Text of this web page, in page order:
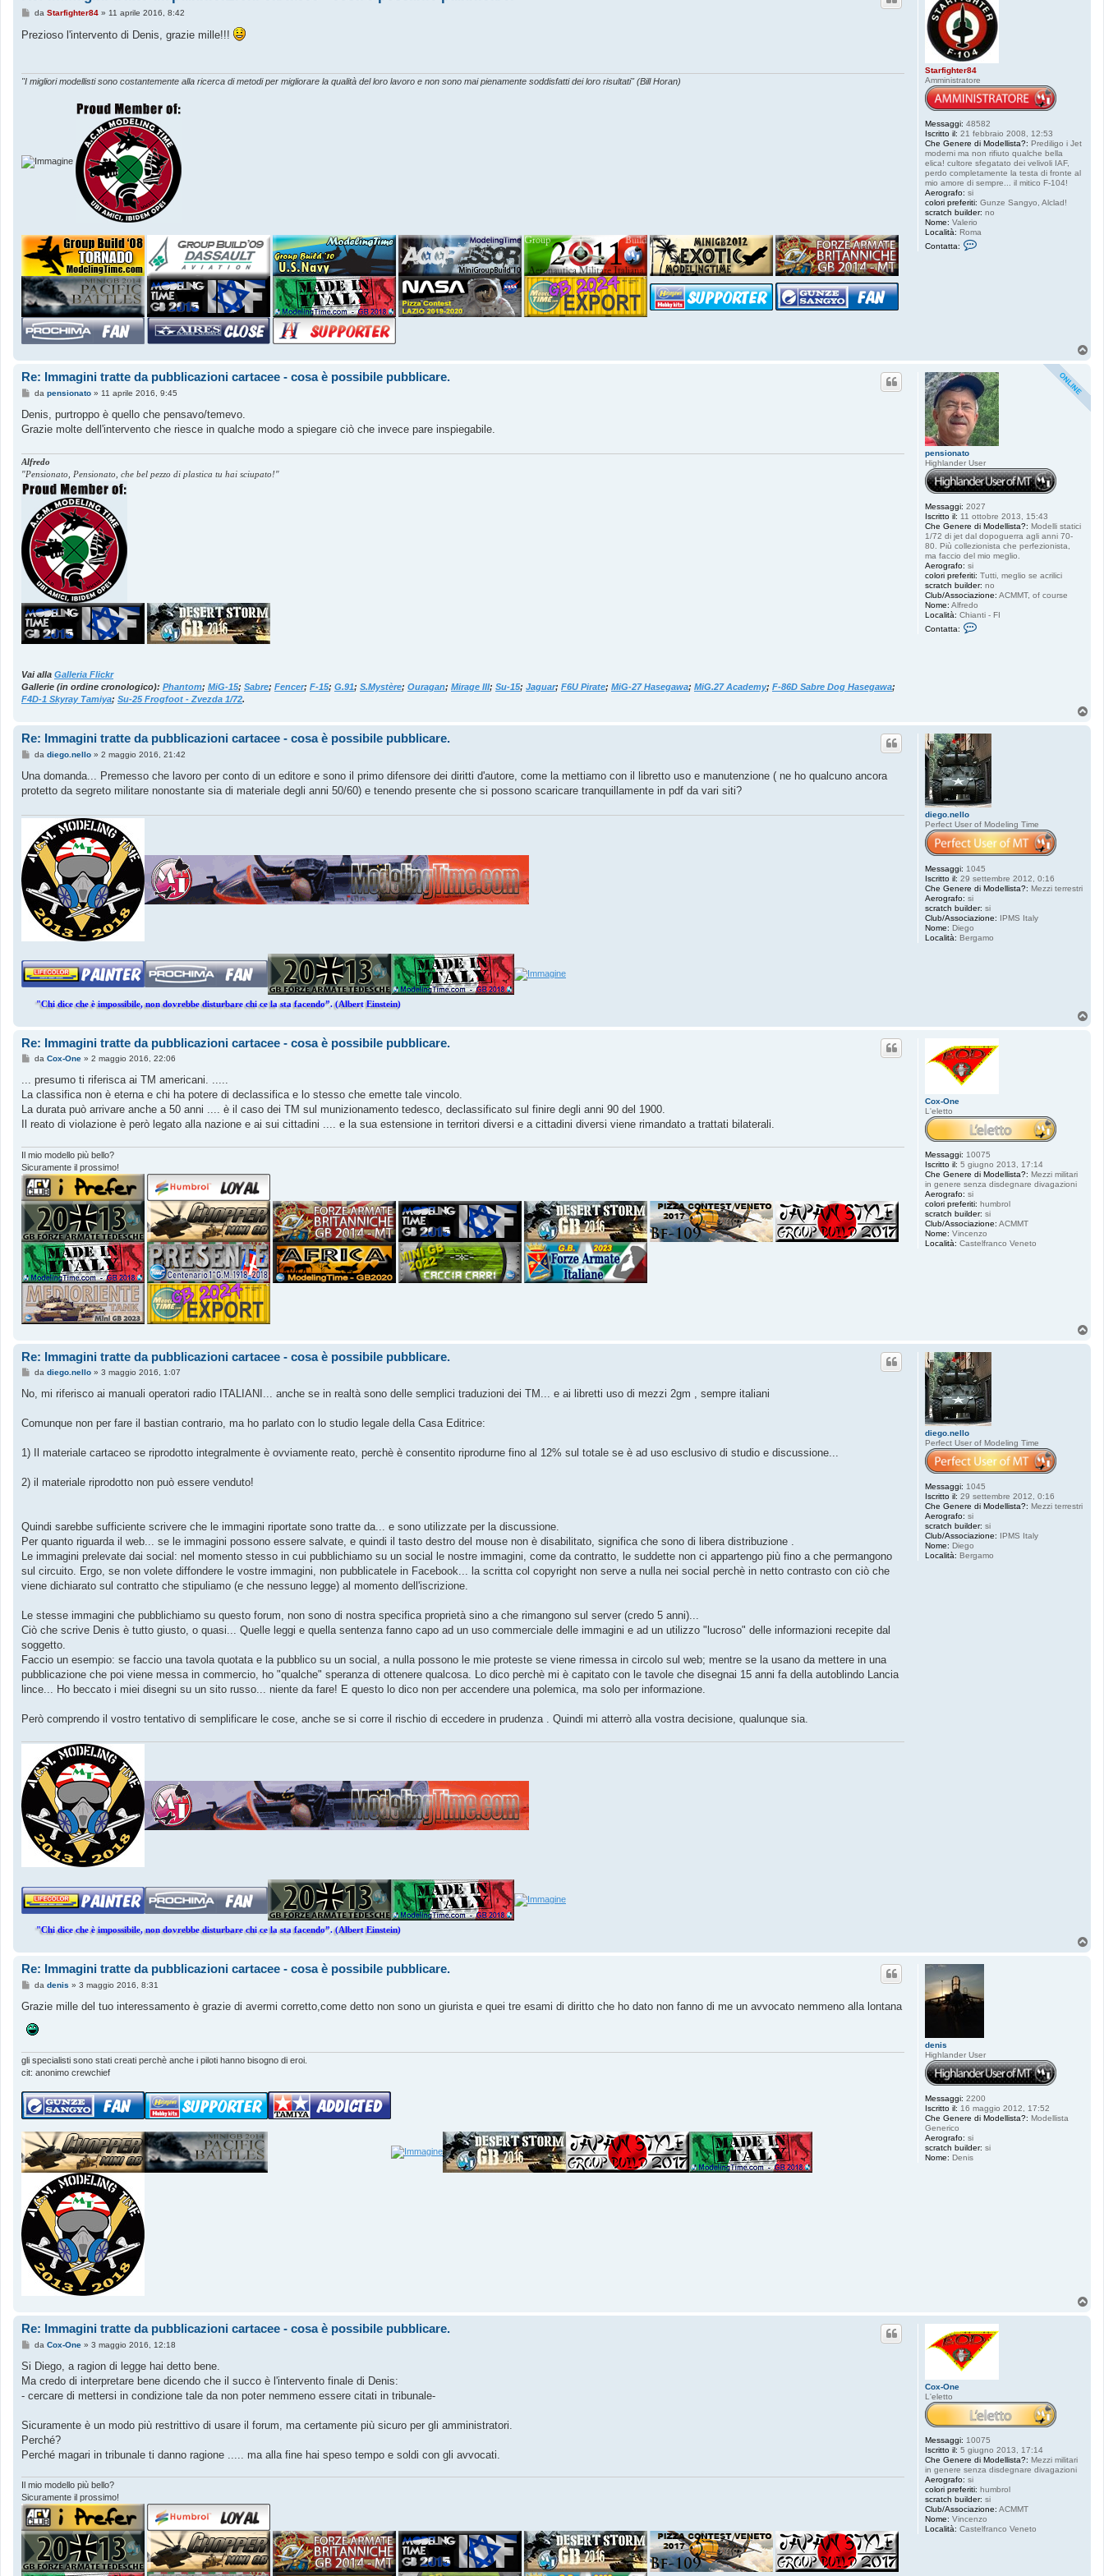
Starfighter84
Amministratore
Messaggi: 48582
Iscritto il: 21 febbraio 2008, 12:53
Che Genere di Modellista?: Prediligo i Jet
moderni ma non rifiuto qualche bella
elica! cultore sfegatato dei velivoli IAF,
perdo completamente la testa di fronte al
mio amore di sempre... il mitico F-104!
Aerografo: si
colori preferiti: Gunze Sangyo, Alclad!
scratch builder: no
Nome: Valerio
Località: Roma
Contatta:
f
g
h
t
e
r
8
4
M
s
s
i
da Starfighter84» 11 aprile 2016, 8:42
Prezioso l'intervento di Denis, grazie mille!!!
"I migliori modellisti sono costantemente alla ricerca di metodi per migliorare la qualità del loro lavoro e non sono mai pienamente soddisfatti dei loro risultati" (Bill Horan)
pensionato
Highlander User
Messaggi: 2027
Iscritto il: 11 ottobre 2013, 15:43
Che Genere di Modellista?: Modelli statici
1/72 di jet dal dopoguerra agli anni 70-
80. Più collezionista che perfezionista,
ma faccio del mio meglio.
Aerografo: si
colori preferiti: Tutti, meglio se acrilici
scratch builder: no
Club/Associazione: ACMMT, of course
Nome: Alfredo
Località: Chianti - FI
Contatta:
s
o
n
a
t
o
Re: Immagini tratte da pubblicazioni cartacee - cosa è possibile pubblicare.
M
s
a
i
o
da pensionato» 11 aprile 2016, 9:45
Denis, purtroppo è quello che pensavo/temevo.
Grazie molte dell'intervento che riesce in qualche modo a spiegare ciò che invece pare inspiegabile.
Alfredo
"Pensionato, Pensionato, che bel pezzo di plastica tu hai sciupato!"
Vai alla Galleria Flickr
Gallerie (in ordine cronologico): Phantom; MiG-15; Sabre; Fencer; F-15; G.91; S.Mystère; Ouragan; Mirage III; Su-15; Jaguar; F6U Pirate; MiG-27 Hasegawa; MiG.27 Academy; F-86D Sabre Dog Hasegawa;
F4D-1 Skyray Tamiya; Su-25 Frogfoot - Zvezda 1/72.
diego.nello
Perfect User of Modeling Time
Messaggi: 1045
Iscritto il: 29 settembre 2012, 0:16
Che Genere di Modellista?: Mezzi terrestri
Aerografo: si
scratch builder: si
Club/Associazione: IPMS Italy
Nome: Diego
Località: Bergamo
Re: Immagini tratte da pubblicazioni cartacee - cosa è possibile pubblicare.
M
s
a
da diego.nello» 2 maggio 2016, 21:42
Una domanda... Premesso che lavoro per conto di un editore e sono il primo difensore dei diritti d'autore, come la mettiamo con il libretto uso e manutenzione ( ne ho qualcuno ancora
protetto da segreto militare nonostante sia di materiale degli anni 50/60) e tenendo presente che si possono scaricare tranquillamente in pdf da vari siti?
"Chi dice che è impossibile, non dovrebbe disturbare chi ce la sta facendo”. (Albert Einstein)
Cox-One
L'eletto
Messaggi: 10075
Iscritto il: 5 giugno 2013, 17:14
Che Genere di Modellista?: Mezzi militari
in genere senza disdegnare divagazioni
Aerografo: si
colori preferiti: humbrol
scratch builder: si
Club/Associazione: ACMMT
Nome: Vincenzo
Località: Castelfranco Veneto
Re: Immagini tratte da pubblicazioni cartacee - cosa è possibile pubblicare.
M
s
s
a
g
i
da Cox-One» 2 maggio 2016, 22:06
... presumo ti riferisca ai TM americani. .....
La classifica non è eterna e chi ha potere di declassifica e lo stesso che emette tale vincolo.
La durata può arrivare anche a 50 anni .... è il caso dei TM sul munizionamento tedesco, declassificato sul finire degli anni 90 del 1900.
Il reato di violazione è però legato alla nazione e ai sui cittadini .... e la sua estensione in territori diversi e a cittadini diversi viene rimandato a trattati bilaterali.
Il mio modello più bello?
Sicuramente il prossimo!
diego.nello
Perfect User of Modeling Time
Messaggi: 1045
Iscritto il: 29 settembre 2012, 0:16
Che Genere di Modellista?: Mezzi terrestri
Aerografo: si
scratch builder: si
Club/Associazione: IPMS Italy
Nome: Diego
Località: Bergamo
Re: Immagini tratte da pubblicazioni cartacee - cosa è possibile pubblicare.
M
s
g
o
da diego.nello» 3 maggio 2016, 1:07
No, mi riferisco ai manuali operatori radio ITALIANI... anche se in realtà sono delle semplici traduzioni dei TM... e ai libretti uso di mezzi 2gm , sempre italiani
Comunque non per fare il bastian contrario, ma ho parlato con lo studio legale della Casa Editrice:
1) Il materiale cartaceo se riprodotto integralmente è ovviamente reato, perchè è consentito riprodurne fino al 12% sul totale se è ad uso esclusivo di studio e discussione...
2) il materiale riprodotto non può essere venduto!
Quindi sarebbe sufficiente scrivere che le immagini riportate sono tratte da... e sono utilizzate per la discussione.
Per quanto riguarda il web... se le immagini possono essere salvate, e quindi il tasto destro del mouse non è disabilitato, significa che sono di libera distribuzione .
Le immagini prelevate dai social: nel momento stesso in cui pubblichiamo su un social le nostre immagini, come da contratto, le suddette non ci appartengo più fino a che permangono
sul circuito. Ergo, se non volete diffondere le vostre immagini, non pubblicatele in Facebook... la scritta col copyright non serve a nulla nei social perchè in netto contrasto con ciò che
viene dichiarato sul contratto che stipuliamo (e che nessuno legge) al momento dell'iscrizione.
Le stesse immagini che pubblichiamo su questo forum, non sono di nostra specifica proprietà sino a che rimangono sul server (credo 5 anni)...
Ciò che scrive Denis è tutto giusto, o quasi... Quelle leggi e quella sentenza fanno capo ad un uso commerciale delle immagini e ad un utilizzo "lucroso" delle informazioni recepite dal
soggetto.
Faccio un esempio: se faccio una tavola quotata e la pubblico su un social, a nulla possono le mie proteste se viene rimessa in circolo sul web; mentre se la usano da mettere in una
pubblicazione che poi viene messa in commercio, ho "qualche" speranza di ottenere qualcosa. Lo dico perchè mi è capitato con le tavole che disegnai 15 anni fa della autoblindo Lancia
lince... Ho beccato i miei disegni su un sito russo... niente da fare! E questo lo dico non per accendere una polemica, ma solo per informazione.
Però comprendo il vostro tentativo di semplificare le cose, anche se si corre il rischio di eccedere in prudenza . Quindi mi atterrò alla vostra decisione, qualunque sia.
"Chi dice che è impossibile, non dovrebbe disturbare chi ce la sta facendo”. (Albert Einstein)
denis
Highlander User
Messaggi: 2200
Iscritto il: 16 maggio 2012, 17:52
Che Genere di Modellista?: Modellista
Generico
Aerografo: si
scratch builder: si
Nome: Denis
Re: Immagini tratte da pubblicazioni cartacee - cosa è possibile pubblicare.
M
s
a
g
i
o
da denis » 3 maggio 2016, 8:31
Grazie mille del tuo interessamento è grazie di avermi corretto,come detto non sono un giurista e quei tre esami di diritto che ho dato non fanno di me un avvocato nemmeno alla lontana
gli specialisti sono stati creati perchè anche i piloti hanno bisogno di eroi.
cit: anonimo crewchief
Cox-One
L'eletto
Messaggi: 10075
Iscritto il: 5 giugno 2013, 17:14
Che Genere di Modellista?: Mezzi militari
in genere senza disdegnare divagazioni
Aerografo: si
colori preferiti: humbrol
scratch builder: si
Club/Associazione: ACMMT
Nome: Vincenzo
Località: Castelfranco Veneto
Re: Immagini tratte da pubblicazioni cartacee - cosa è possibile pubblicare.
M
a
g
o
da Cox-One» 3 maggio 2016, 12:18
Si Diego, a ragion di legge hai detto bene.
Ma credo di interpretare bene dicendo che il succo è l'intervento finale di Denis:
- cercare di mettersi in condizione tale da non poter nemmeno essere citati in tribunale-
Sicuramente è un modo più restrittivo di usare il forum, ma certamente più sicuro per gli amministratori.
Perché?
Perché magari in tribunale ti danno ragione ..... ma alla fine hai speso tempo e soldi con gli avvocati.
Il mio modello più bello?
Sicuramente il prossimo!